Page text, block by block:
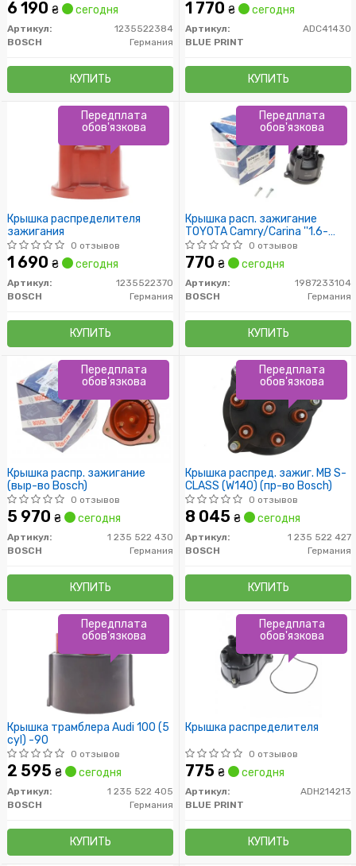
6 190 ₴ сегодня
Артикул:
1235522384
BOSCH
Германия
КУПИТЬ
1 770 ₴ сегодня
Артикул:
ADC41430
BLUE PRINT
КУПИТЬ
Крышка распределителя
зажигания
0 отзывов
1 690 ₴ сегодня
Артикул:
1235522370
BOSCH
Германия
КУПИТЬ
Передплата
обов'язкова
Крышка расп. зажигание
TOYOTA Camry/Carina ''1.6-
2.0''86-98
0 отзывов
770 ₴ сегодня
Артикул:
1987233104
BOSCH
Германия
КУПИТЬ
Передплата
обов'язкова
Крышка распр. зажигание
(выр-во Bosch)
0 отзывов
5 970 ₴ сегодня
Артикул:
1 235 522 430
BOSCH
Германия
КУПИТЬ
Передплата
обов'язкова
Крышка распред. зажиг. MB S-
CLASS (W140) (пр-во Bosch)
0 отзывов
8 045 ₴ сегодня
Артикул:
1 235 522 427
BOSCH
Германия
КУПИТЬ
Передплата
обов'язкова
Крышка трамблера Audi 100 (5
cyl) -90
0 отзывов
2 595 ₴ сегодня
Артикул:
1 235 522 405
BOSCH
Германия
КУПИТЬ
Передплата
обов'язкова
Крышка распределителя
0 отзывов
775 ₴ сегодня
Артикул:
ADH214213
BLUE PRINT
КУПИТЬ
Передплата
обов'язкова